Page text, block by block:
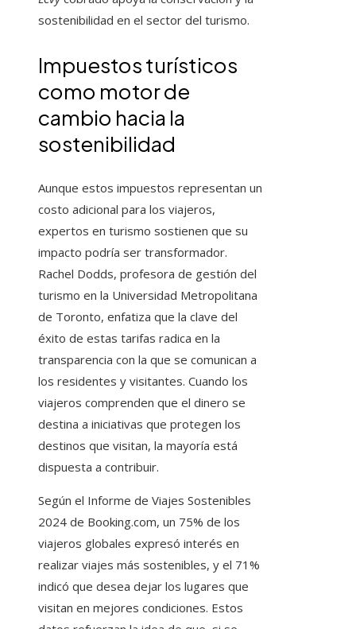
sostenibilidad en el sector del turismo.
Impuestos turísticos
como motor de
cambio hacia la
sostenibilidad
Aunque estos impuestos representan un
costo adicional para los viajeros,
expertos en turismo sostienen que su
impacto podría ser transformador.
Rachel Dodds, profesora de gestión del
turismo en la Universidad Metropolitana
de Toronto, enfatiza que la clave del
éxito de estas tarifas radica en la
transparencia con la que se comunican a
los residentes y visitantes. Cuando los
viajeros comprenden que el dinero se
destina a iniciativas que protegen los
destinos que visitan, la mayoría está
dispuesta a contribuir.
Según el Informe de Viajes Sostenibles
2024 de Booking.com, un 75% de los
viajeros globales expresó interés en
realizar viajes más sostenibles, y el 71%
indicó que desea dejar los lugares que
visitan en mejores condiciones. Estos